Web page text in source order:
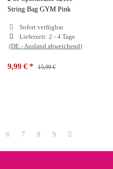
zur Farbauswahl
String Bag GYM Pink
Sofort verfügbar
Lieferzeit: 2 - 4 Tage
(DE - Ausland abweichend)
9,99 € * 15,99 €
6 7 8 9